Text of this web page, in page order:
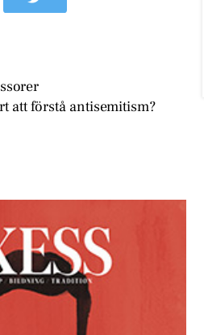
att förstå antisemitism?